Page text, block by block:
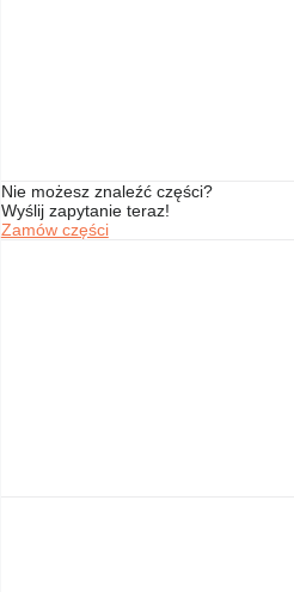
Nie możesz znaleźć części?
Wyślij zapytanie teraz!
Zamów części